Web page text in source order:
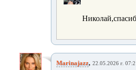
Marinajazz, 22.05.2026 г.